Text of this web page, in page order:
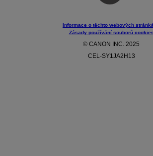
Informace o těchto webových
Zásady používání souborů cookies
© CANON INC. 2025
CEL-SY1JA2H13